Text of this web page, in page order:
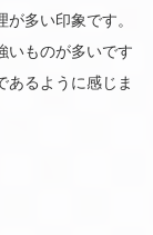
多い印象です。
いものが多いです
あるように感じま